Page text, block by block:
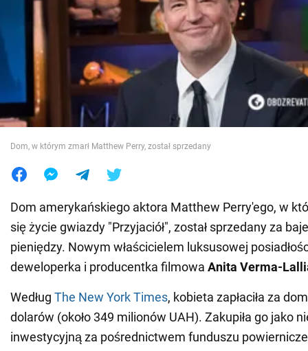
Wojna na Ukrainie
Świat
Jedzenie
Dom, w którym zmarł Matthew Perry, został sprzedany
Dom amerykańskiego aktora Matthew Perry'ego, w
się życie gwiazdy "Przyjaciół", został sprzedany za
pieniędzy. Nowym właścicielem luksusowej
deweloperka i producentka filmowa Anita Verma-
Według The New York Times, kobieta zapłaciła za
dolarów (około 349 milionów UAH). Zakupiła go jako
inwestycyjną za pośrednictwem funduszu